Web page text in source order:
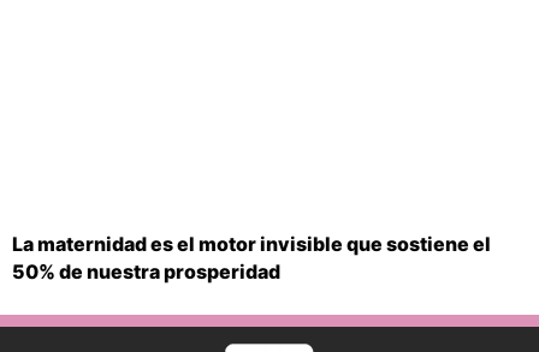
La maternidad es el motor invisible que sostiene el
50% de nuestra prosperidad